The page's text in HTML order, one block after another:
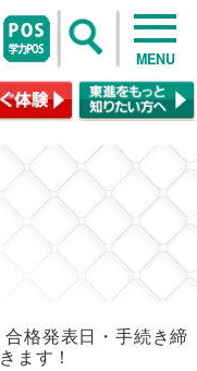
MENU
格発表日・手続き締
ます！